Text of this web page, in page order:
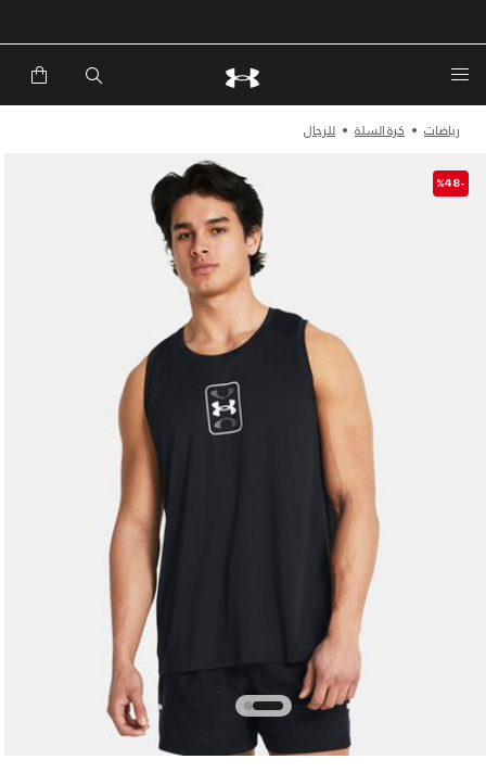
خصم إضافي 20%*. باستخدام الكود EXTRA20
رياضات كرة السلة للرجال
-%48